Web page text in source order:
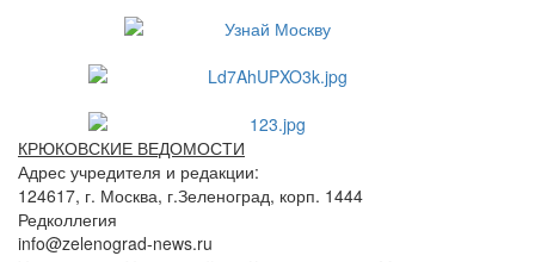
КРЮКОВСКИЕ ВЕДОМОСТИ
Адрес учредителя и редакции:
124617, г. Москва, г.Зеленоград, корп. 1444
Редколлегия
info@zelenograd-news.ru